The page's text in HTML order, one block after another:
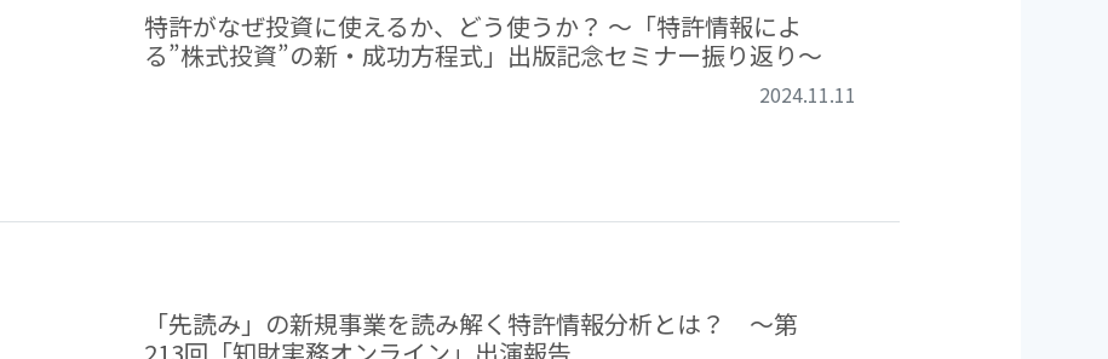
特許がなぜ投資に使えるか、どう使うか？ ～「特許情報によ
る”株式投資”の新・成功方程式」出版記念セミナー振り返り～
2024.11.11
「先読み」の新規事業を読み解く特許情報分析とは？ ～第